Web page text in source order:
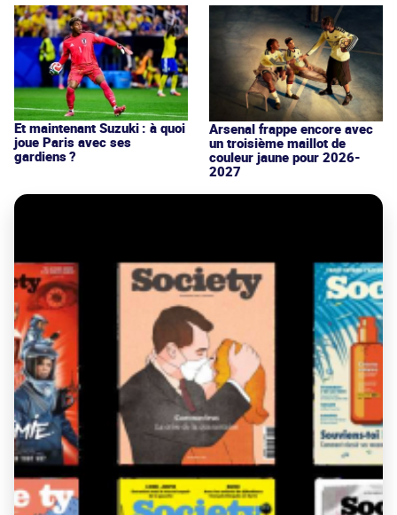
Et maintenant Suzuki : à quoi
joue Paris avec ses
gardiens ?
Arsenal frappe encore avec
un troisième maillot de
couleur jaune pour 2026-
2027